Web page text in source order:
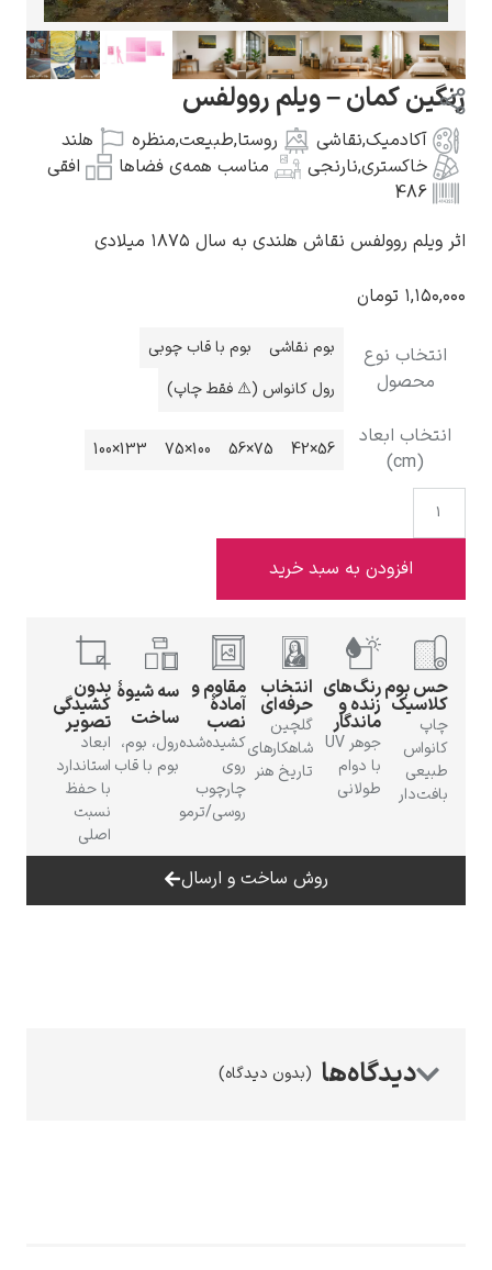
گوستاو کلیمت
ادوارد مونک
کامی پیسارو
ادوارد هاپر
ادگار دگا
کمان – ویلم روولفس
آکادمیک نقاشی روستا,طبیعت,منظره
هلند
خاکستری ,نارنجی مناسب همه‌ی فضاها
افقی
روولفس نقاش هلندی به سال ۱۸۷۵ میلادی
تومان
نوع
بوم نقاشی
بوم با قاب چوبی
رول کانواس (⚠️ فقط چاپ)
ابعاد
56×42
75×56
100×75
133×100
افزودن به سبد خرید
رنگ‌های
زنده و
ماندگار
با دوام
طولانی
انتخاب
حرفه‌ای
گلچین
شاهکارهای
تاریخ هنر
مقاوم و
آمادهٔ
نصب
کشیده‌شده
روی
چارچوب
سه شیوهٔ
ساخت
رول، بوم،
بوم با قاب
بدون
کشیدگی
تصویر
ابعاد
استاندارد
روش ساخت و ارسال
(بدون دیدگاه)